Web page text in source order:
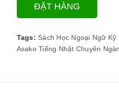
ĐẶT HÀNG
Tags: Sách Học Ngoại Ngữ Kỹ
Asako Tiếng Nhật Chuyên